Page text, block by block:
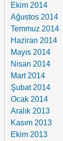
Ekim 2014
Ağustos 2014
Temmuz 2014
Haziran 2014
Mayıs 2014
Nisan 2014
Mart 2014
Şubat 2014
Ocak 2014
Aralık 2013
Kasım 2013
Ekim 2013